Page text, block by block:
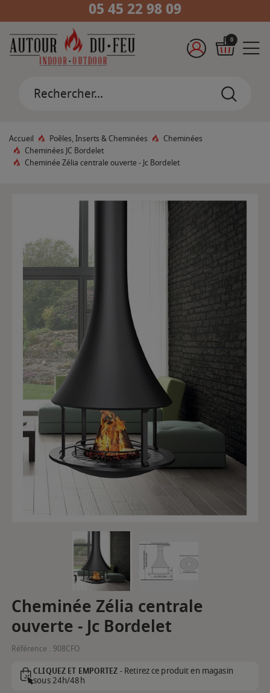
05 45 22 98 09
0
Accueil Poêles, Inserts & Cheminées
Cheminées
Cheminées JC Bordelet
Cheminée Zélia centrale ouverte - Jc Bordelet
Cheminée Zélia centrale
ouverte - Jc Bordelet
Référence : 908CFO
CLIQUEZ ET EMPORTEZ -Retirez ce produit en magasin
sous 24h/48h